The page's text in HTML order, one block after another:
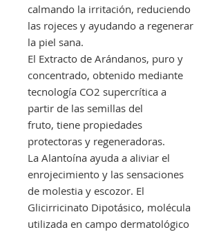
calmando la irritación, reduciendo
las rojeces y ayudando a regenerar
la piel sana.
El Extracto de Arándanos, puro y
concentrado, obtenido mediante
tecnología CO2 supercrítica a
partir de las semillas del
fruto, tiene propiedades
protectoras y regeneradoras.
La Alantoína ayuda a aliviar el
enrojecimiento y las sensaciones
de molestia y escozor. El
Glicirricinato Dipotásico, molécula
utilizada en campo dermatológico